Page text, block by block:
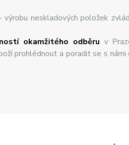
- výrobu neskladových položek
okamžitého odběru v
prohlédnout a poradit se s námi